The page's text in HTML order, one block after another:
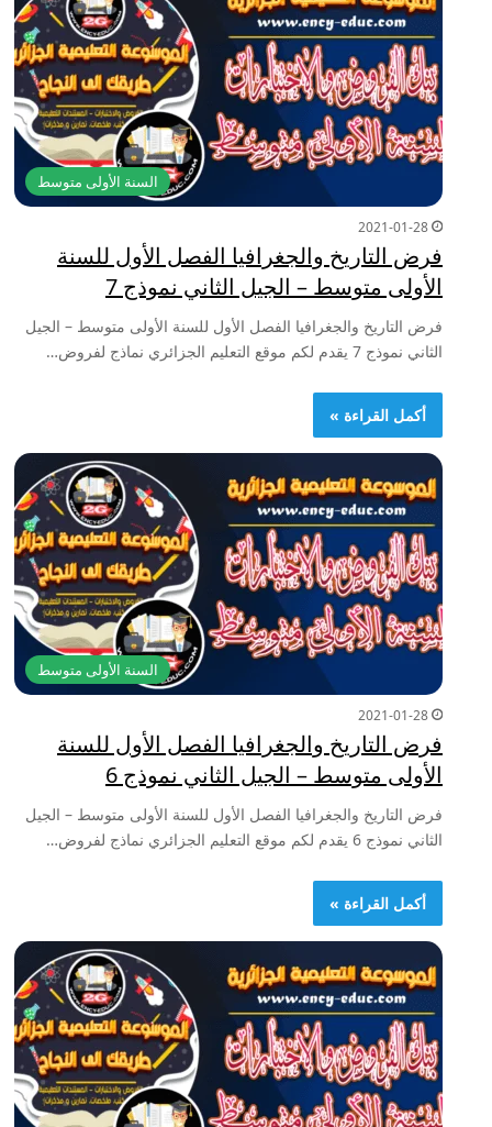
السنة الأولى متوسط
2021-01-28
فرض التاريخ والجغرافيا الفصل الأول للسنة
الأولى متوسط – الجيل الثاني نموذج 7
فرض التاريخ والجغرافيا الفصل الأول للسنة الأولى متوسط – الجيل
الثاني نموذج 7 يقدم لكم موقع التعليم الجزائري نماذج لفروض…
أكمل القراءة »
السنة الأولى متوسط
2021-01-28
فرض التاريخ والجغرافيا الفصل الأول للسنة
الأولى متوسط – الجيل الثاني نموذج 6
فرض التاريخ والجغرافيا الفصل الأول للسنة الأولى متوسط – الجيل
الثاني نموذج 6 يقدم لكم موقع التعليم الجزائري نماذج لفروض…
أكمل القراءة »